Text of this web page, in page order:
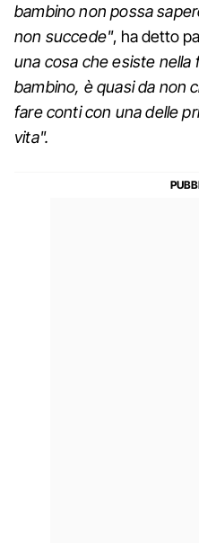
bambino non possa
non succede", ha detto
una cosa che esiste nella
bambino, è quasi da non
fare conti con una delle
vita".